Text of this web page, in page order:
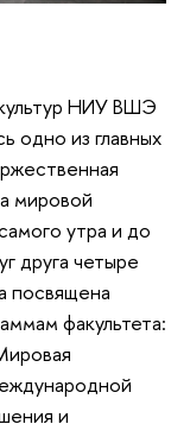
НИУ ВШЭ
одно из главных
мировой
утра и до
друга четыре
посвящена
факультета:
и